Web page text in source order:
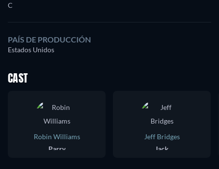
C
PAÍS DE PRODUCCIÓN
Estados Unidos
CAST
Robin Williams
Parry
Jeff Bridges
Jack